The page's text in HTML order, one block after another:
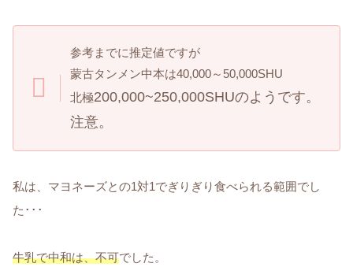
参考までに推定値ですが
蒙古タンメン中本は40,000～50,000SHU
北極200,000~250,000SHUのようです。
注意。
私は、マヨネーズとの1対1でぎりぎり食べられる範囲でし
た･･･
牛乳で中和は、不可でした。